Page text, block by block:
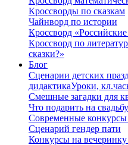
Кроссворды по сказкам
Чайнворд по истории
Кроссворд
Кроссворд по
сказки?»
Блог
Сценарии детских
дидактикаУроки,
Смешные загадки для
Что подарить на
Современные конкурсы
Сценарий гендер пати
Конкурсы на